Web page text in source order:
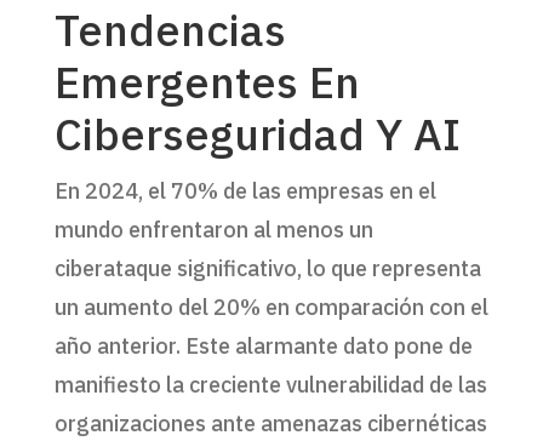
Tendencias
Emergentes En
Ciberseguridad Y AI
En 2024, el 70% de las empresas en el
mundo enfrentaron al menos un
ciberataque significativo, lo que representa
un aumento del 20% en comparación con el
año anterior. Este alarmante dato pone de
manifiesto la creciente vulnerabilidad de las
organizaciones ante amenazas cibernéticas